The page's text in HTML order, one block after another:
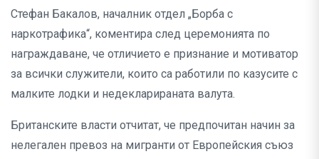
Стефан Бакалов, началник отдел „Борба с
наркотрафика“, коментира след церемонията по
награждаване, че отличието е признание и мотиватор
за всички служители, които са работили по казусите с
малките лодки и недекларираната валута.
Британските власти отчитат, че предпочитан начин за
нелегален превоз на мигранти от Европейския съюз